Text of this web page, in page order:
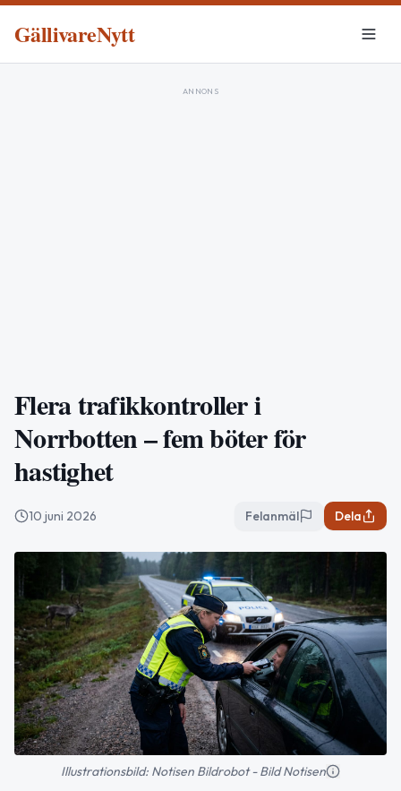
GällivareNytt
ANNONS
Flera trafikkontroller i
Norrbotten – fem böter för
hastighet
10 juni 2026 Felanmäl Dela
Illustrationsbild: Notisen Bildrobot - Bild Notisen